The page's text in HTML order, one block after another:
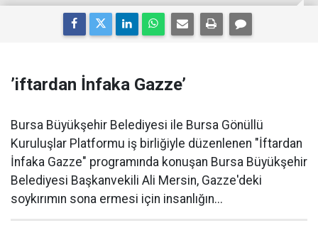
’iftardan İnfaka Gazze’
Bursa Büyükşehir Belediyesi ile Bursa Gönüllü
Kuruluşlar Platformu iş birliğiyle düzenlenen "İftardan
İnfaka Gazze" programında konuşan Bursa Büyükşehir
Belediyesi Başkanvekili Ali Mersin, Gazze'deki
soykırımın sona ermesi için insanlığın...